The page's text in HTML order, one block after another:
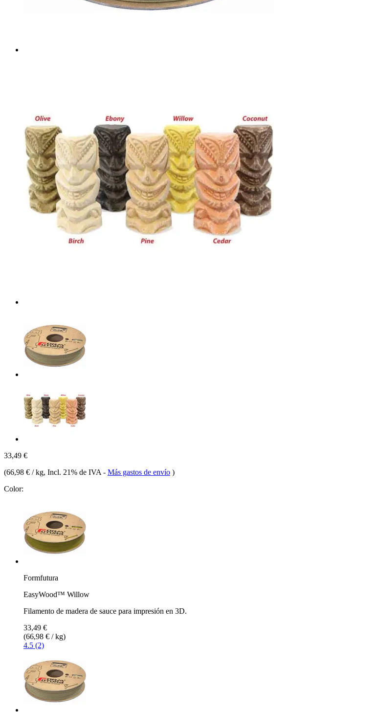
33,49 €
(66,98 € / kg, Incl. 21% de IVA - Más gastos de envío )
Color:
Formfutura
EasyWood™ Willow
Filamento de madera de sauce para impresión en 3D.
33,49 €
(66,98 € / kg)
4.5 (2)